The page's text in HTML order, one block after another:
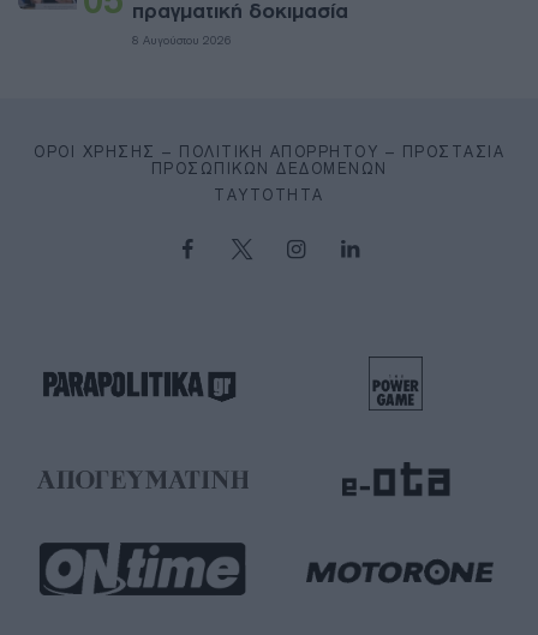
πραγματική δοκιμασία
8 Αυγούστου 2026
ΌΡΟΙ ΧΡΉΣΗΣ – ΠΟΛΙΤΙΚΉ ΑΠΟΡΡΉΤΟΥ – ΠΡΟΣΤΑΣΊΑ
ΠΡΟΣΩΠΙΚΏΝ ΔΕΔΟΜΈΝΩΝ
ΤΑΥΤΌΤΗΤΑ